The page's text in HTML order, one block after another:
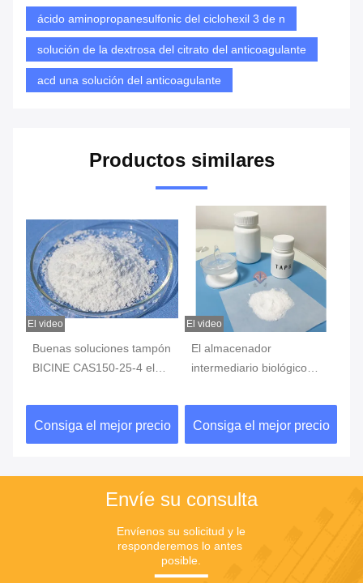
ácido aminopropanesulfonic del ciclohexil 3 de n
solución de la dextrosa del citrato del anticoagulante
acd una solución del anticoagulante
Productos similares
El video
Buenas soluciones tampón
BICINE CAS150-25-4 el
cristalino blanco
Consiga el mejor precio
El video
El almacenador
intermediario biológico
las soluciones tampón,
CAS29915-38-6, pureza el
> 99%
Consiga el mejor precio
Envíe su consulta
Envíenos su solicitud y le
responderemos lo antes
posible.